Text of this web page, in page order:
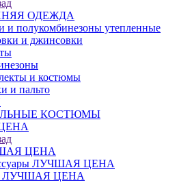
ОДЕЖДА
и полукомбинезоны утепленные
и джинсовки
и костюмы
и пальто
КОСТЮМЫ
ЦЕНА
ЛУЧШАЯ ЦЕНА
ЛУЧШАЯ ЦЕНА